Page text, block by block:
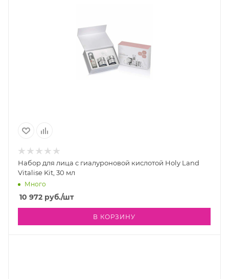
Набор для лица с гиалуроновой кислотой Holy Land
Vitalise Kit, 30 мл
Много
10 972 руб./шт
В КОРЗИНУ